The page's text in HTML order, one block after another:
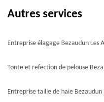
Autres services
Entreprise élagage Bezaudun Les
Tonte et refection de pelouse
Entreprise taille de haie Bezaudun